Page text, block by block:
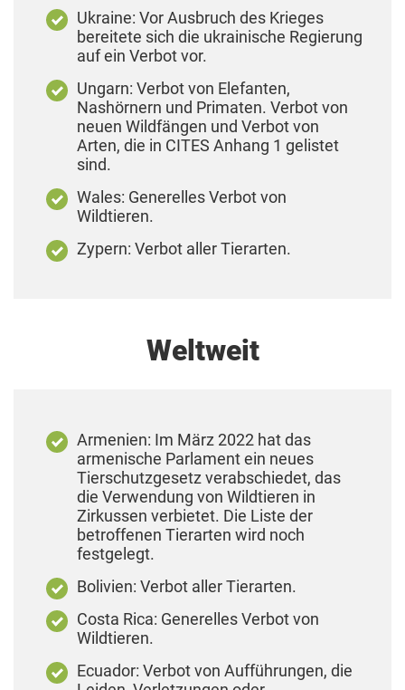
Ukraine: Vor Ausbruch des Krieges
bereitete sich die ukrainische Regierung
auf ein Verbot vor.
Ungarn: Verbot von Elefanten,
Nashörnern und Primaten. Verbot von
neuen Wildfängen und Verbot von
Arten, die in CITES Anhang 1 gelistet
sind.
Wales: Generelles Verbot von
Wildtieren.
Zypern: Verbot aller Tierarten.
Weltweit
Armenien: Im März 2022 hat das
armenische Parlament ein neues
Tierschutzgesetz verabschiedet, das
die Verwendung von Wildtieren in
Zirkussen verbietet. Die Liste der
betroffenen Tierarten wird noch
festgelegt.
Bolivien: Verbot aller Tierarten.
Costa Rica: Generelles Verbot von
Wildtieren.
Ecuador: Verbot von Aufführungen, die